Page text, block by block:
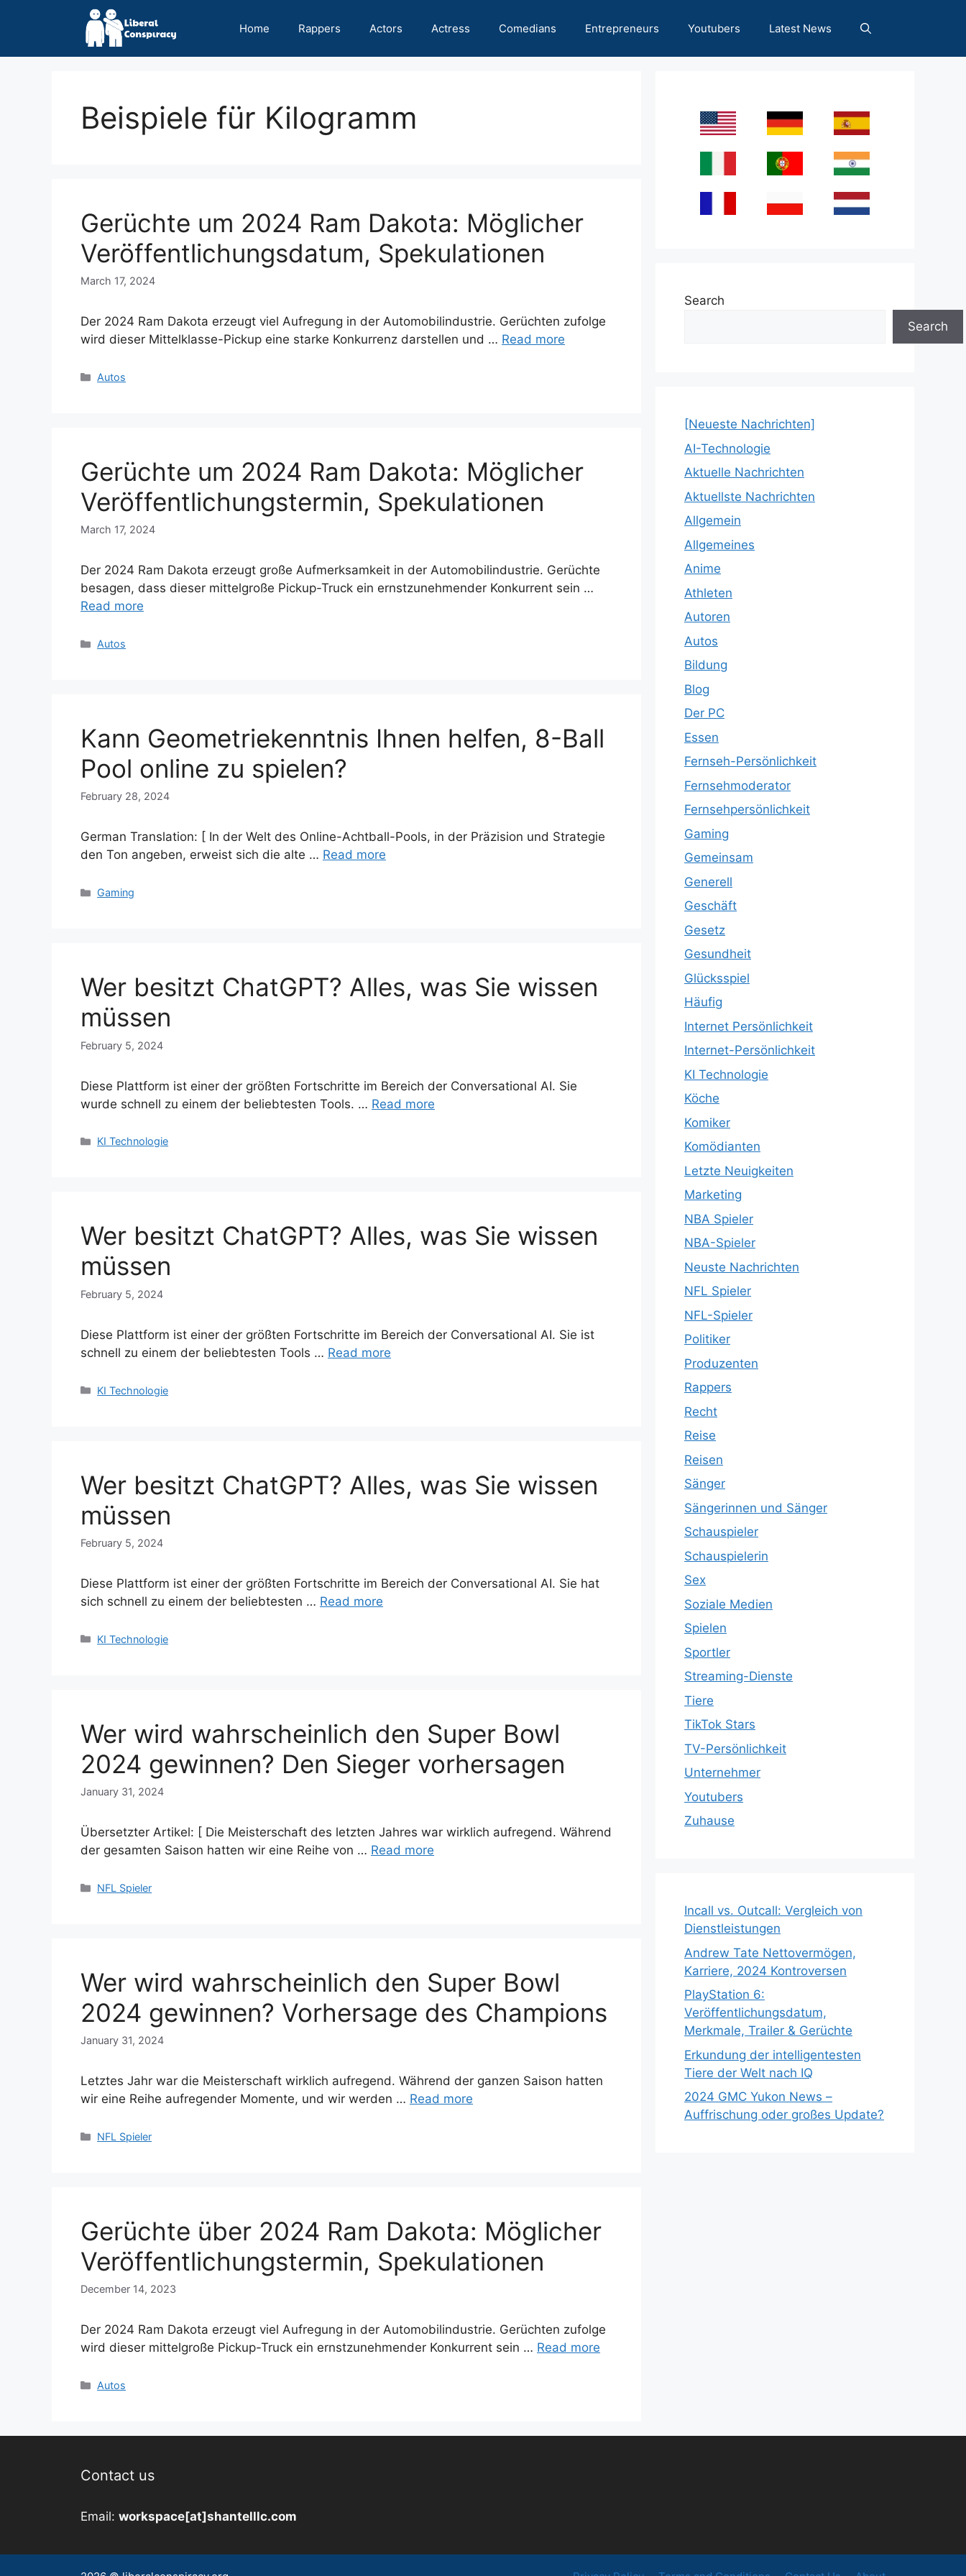
Home Rappers Actors Actress Comedians Entrepreneurs Youtubers Latest News
Beispiele für Kilogramm
Gerüchte um 2024 Ram Dakota: Möglicher
Veröffentlichungsdatum, Spekulationen
March 17, 2024
Der 2024 Ram Dakota erzeugt viel Aufregung in der Automobilindustrie. Gerüchten zufolge
wird dieser Mittelklasse-Pickup eine starke Konkurrenz darstellen und … Read more
Categories
Autos
Gerüchte um 2024 Ram Dakota: Möglicher
Veröffentlichungstermin, Spekulationen
March 17, 2024
Der 2024 Ram Dakota erzeugt große Aufmerksamkeit in der Automobilindustrie. Gerüchte
besagen, dass dieser mittelgroße Pickup-Truck ein ernstzunehmender Konkurrent sein …
Read more
Categories
Autos
Kann Geometriekenntnis Ihnen helfen, 8-Ball
Pool online zu spielen?
February 28, 2024
German Translation: [ In der Welt des Online-Achtball-Pools, in der Präzision und Strategie
den Ton angeben, erweist sich die alte … Read more
Categories
Gaming
Wer besitzt ChatGPT? Alles, was Sie wissen
müssen
February 5, 2024
Diese Plattform ist einer der größten Fortschritte im Bereich der Conversational AI. Sie
wurde schnell zu einem der beliebtesten Tools. … Read more
Categories
KI Technologie
Wer besitzt ChatGPT? Alles, was Sie wissen
müssen
February 5, 2024
Diese Plattform ist einer der größten Fortschritte im Bereich der Conversational AI. Sie ist
schnell zu einem der beliebtesten Tools … Read more
Categories
KI Technologie
Wer besitzt ChatGPT? Alles, was Sie wissen
müssen
February 5, 2024
Diese Plattform ist einer der größten Fortschritte im Bereich der Conversational AI. Sie hat
sich schnell zu einem der beliebtesten … Read more
Categories
KI Technologie
Wer wird wahrscheinlich den Super Bowl
2024 gewinnen? Den Sieger vorhersagen
January 31, 2024
Übersetzter Artikel: [ Die Meisterschaft des letzten Jahres war wirklich aufregend. Während
der gesamten Saison hatten wir eine Reihe von … Read more
Categories
NFL Spieler
Wer wird wahrscheinlich den Super Bowl
2024 gewinnen? Vorhersage des Champions
January 31, 2024
Letztes Jahr war die Meisterschaft wirklich aufregend. Während der ganzen Saison hatten
wir eine Reihe aufregender Momente, und wir werden … Read more
Categories
NFL Spieler
Gerüchte über 2024 Ram Dakota: Möglicher
Veröffentlichungstermin, Spekulationen
December 14, 2023
Der 2024 Ram Dakota erzeugt viel Aufregung in der Automobilindustrie. Gerüchten zufolge
wird dieser mittelgroße Pickup-Truck ein ernstzunehmender Konkurrent sein … Read more
Categories
Autos
Search
Search
[Neueste Nachrichten]
AI-Technologie
Aktuelle Nachrichten
Aktuellste Nachrichten
Allgemein
Allgemeines
Anime
Athleten
Autoren
Autos
Bildung
Blog
Der PC
Essen
Fernseh-Persönlichkeit
Fernsehmoderator
Fernsehpersönlichkeit
Gaming
Gemeinsam
Generell
Geschäft
Gesetz
Gesundheit
Glücksspiel
Häufig
Internet Persönlichkeit
Internet-Persönlichkeit
KI Technologie
Köche
Komiker
Komödianten
Letzte Neuigkeiten
Marketing
NBA Spieler
NBA-Spieler
Neuste Nachrichten
NFL Spieler
NFL-Spieler
Politiker
Produzenten
Rappers
Recht
Reise
Reisen
Sänger
Sängerinnen und Sänger
Schauspieler
Schauspielerin
Sex
Soziale Medien
Spielen
Sportler
Streaming-Dienste
Tiere
TikTok Stars
TV-Persönlichkeit
Unternehmer
Youtubers
Zuhause
Incall vs. Outcall: Vergleich von
Dienstleistungen
Andrew Tate Nettovermögen,
Karriere, 2024 Kontroversen
PlayStation 6:
Veröffentlichungsdatum,
Merkmale, Trailer & Gerüchte
Erkundung der intelligentesten
Tiere der Welt nach IQ
2024 GMC Yukon News –
Auffrischung oder großes Update?
Contact us
Email: workspace[at]shantelllc.com